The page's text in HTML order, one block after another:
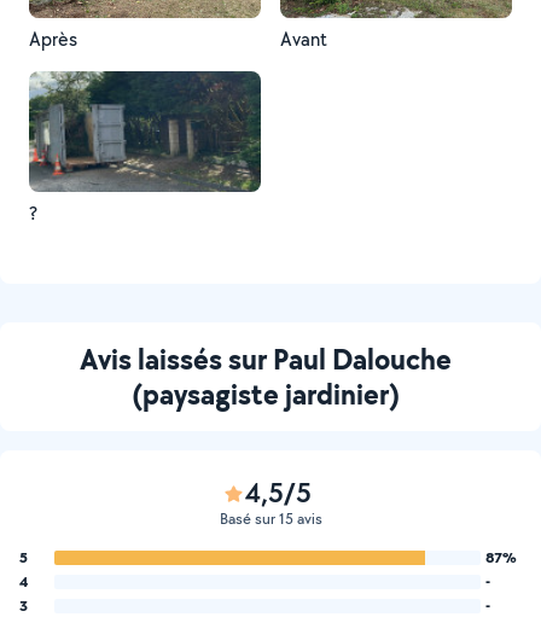
Après Avant
?
Avis laissés sur Paul Dalouche
(paysagiste jardinier)
4,5/5
Basé sur 15 avis
5
87%
4
-
3
-